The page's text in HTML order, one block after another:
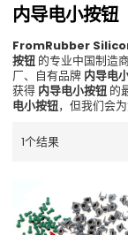
内导电小按钮
FromRubber
按钮 的专业中国制造
厂、自有品牌 内导电
获得 内导电小按钮 的
电小按钮，但我们会
1个结果